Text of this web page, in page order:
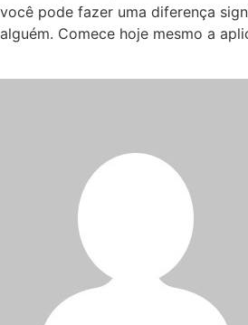
você pode fazer uma diferença
alguém. Comece hoje mesmo a